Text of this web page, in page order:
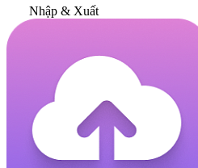
Nhập & Xuất